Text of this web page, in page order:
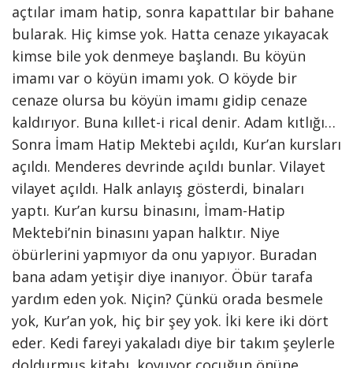
açtılar imam hatip, sonra kapattılar bir bahane
bularak. Hiç kimse yok. Hatta cenaze yıkayacak
kimse bile yok denmeye başlandı. Bu köyün
imamı var o köyün imamı yok. O köyde bir
cenaze olursa bu köyün imamı gidip cenaze
kaldırıyor. Buna kıllet-i rical denir. Adam kıtlığı…
Sonra İmam Hatip Mektebi açıldı, Kur’an kursları
açıldı. Menderes devrinde açıldı bunlar. Vilayet
vilayet açıldı. Halk anlayış gösterdi, binaları
yaptı. Kur’an kursu binasını, İmam-Hatip
Mektebi’nin binasını yapan halktır. Niye
öbürlerini yapmıyor da onu yapıyor. Buradan
bana adam yetişir diye inanıyor. Öbür tarafa
yardım eden yok. Niçin? Çünkü orada besmele
yok, Kur’an yok, hiç bir şey yok. İki kere iki dört
eder. Kedi fareyi yakaladı diye bir takım şeylerle